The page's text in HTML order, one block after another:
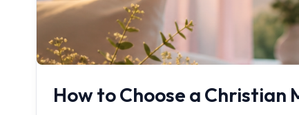
How to Choose a